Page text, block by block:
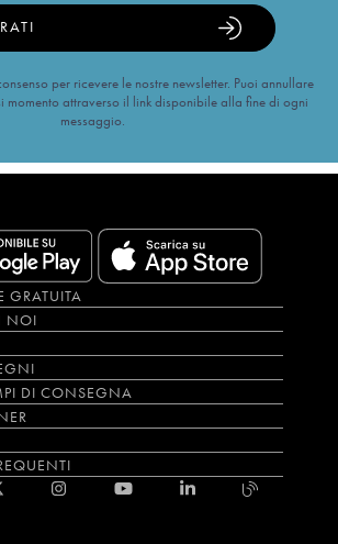
per ricevere le nostre newsletter. Puoi annullare
momento attraverso il link disponibile alla fine di ogni
messaggio.
GRATUITA
NOI
DI CONSEGNA